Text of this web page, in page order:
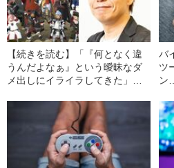
【続きを読む】「『何となく違
うんだよなぁ』という曖昧なダ
メ出しにイライラしてきた」
が、スタッフにとにかく根気よ
く説明する理由
バ
ツ
ン
ゲ